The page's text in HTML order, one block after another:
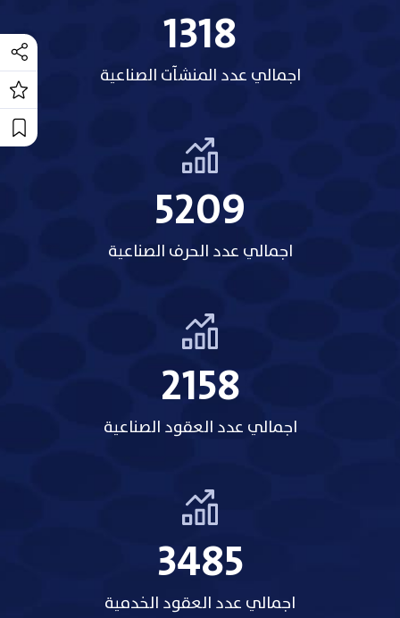
1318
اجمالي عدد المنشآت الصناعية
5209
اجمالي عدد الحرف الصناعية
2158
اجمالي عدد العقود الصناعية
3485
اجمالي عدد العقود الخدمية